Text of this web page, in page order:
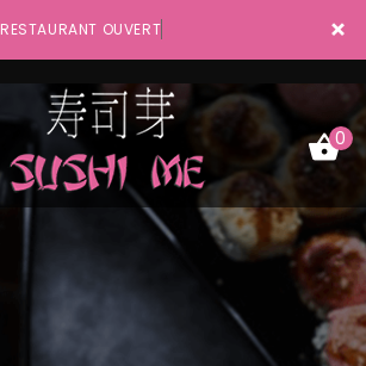
×
RESTAURANT OUVERT
0